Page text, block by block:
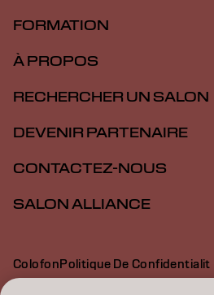
FORMATION
À PROPOS
RECHERCHER UN SALON
DEVENIR PARTENAIRE
CONTACTEZ-NOUS
SALON ALLIANCE
ColofonPolitique De Confidentialit
Politique En Mati Re De Cookies